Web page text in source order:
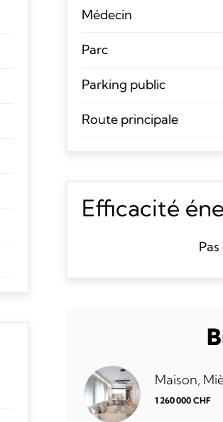
Médecin
Parc
Parking public
Route principale
Efficacité
Maison,
1 260 000 CHF